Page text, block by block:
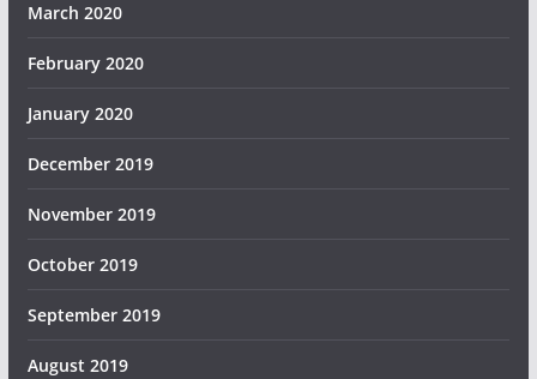
March 2020
February 2020
January 2020
December 2019
November 2019
October 2019
September 2019
August 2019